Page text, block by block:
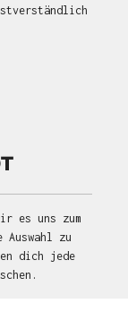
es uns zum
zu
dich jede